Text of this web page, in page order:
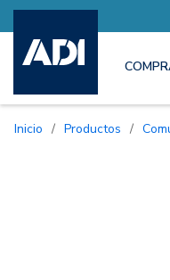
Inicio / Productos /